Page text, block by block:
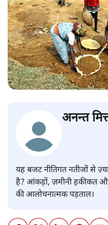
अनन्त
यह बजट नीतिगत नतीजों से
है? आंकड़ों, ज़मीनी हकीकत और
की आलोचनात्मक पड़ताल।